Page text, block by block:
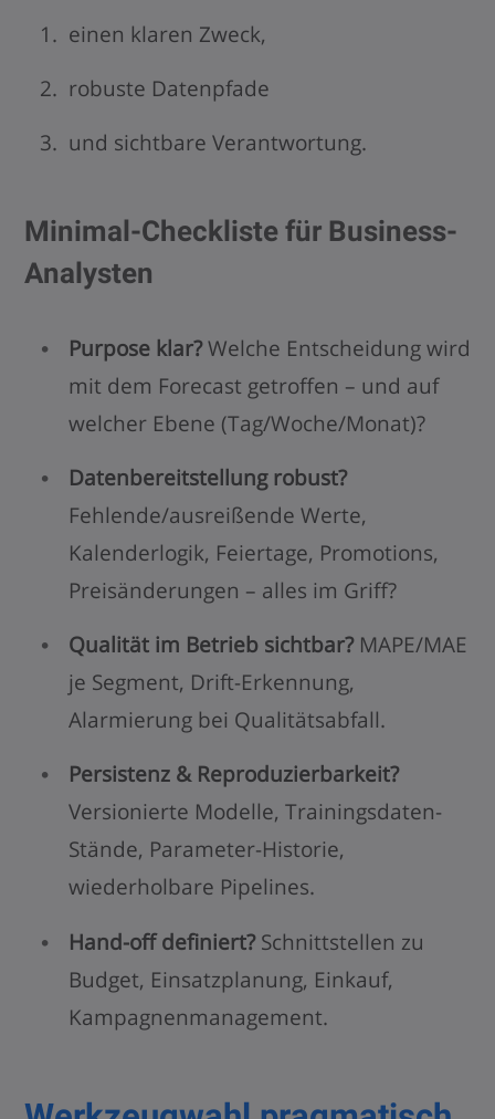
einen klaren Zweck,
robuste Datenpfade
und sichtbare Verantwortung.
Minimal-Checkliste für Business-
Analysten
Purpose klar?Welche Entscheidung wird
mit dem Forecast getroffen – und auf
welcher Ebene (Tag/Woche/Monat)?
Datenbereitstellung robust?
Fehlende/ausreißende Werte,
Kalenderlogik, Feiertage, Promotions,
Preisänderungen – alles im Griff?
Qualität im Betrieb sichtbar?MAPE/MAE
je Segment, Drift-Erkennung,
Alarmierung bei Qualitätsabfall.
Persistenz & Reproduzierbarkeit?
Versionierte Modelle, Trainingsdaten-
Stände, Parameter-Historie,
wiederholbare Pipelines.
Hand-off definiert?Schnittstellen zu
Budget, Einsatzplanung, Einkauf,
Kampagnenmanagement.